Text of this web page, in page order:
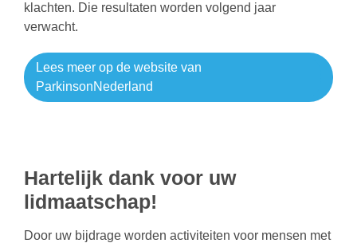
klachten. Die resultaten worden volgend jaar
verwacht.
Lees meer op de website van
ParkinsonNederland
Hartelijk dank voor uw
lidmaatschap!
Door uw bijdrage worden activiteiten voor mensen met